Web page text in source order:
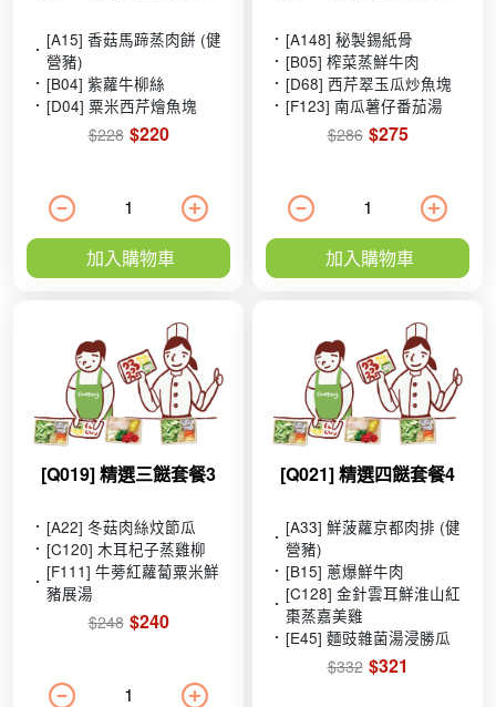
[A15] 香菇馬蹄蒸肉餅 (健
營豬)
[B04] 紫蘿牛柳絲
[D04] 粟米西芹燴魚塊
$228 $220
加入購物車
[A148] 秘製錫紙骨
[B05] 榨菜蒸鮮牛肉
[D68] 西芹翠玉瓜炒魚塊
[F123] 南瓜薯仔番茄湯
$286 $275
加入購物車
[Q019] 精選三餸套餐3
[A22] 冬菇肉絲炆節瓜
[C120] 木耳杞子蒸雞柳
[F111] 牛蒡紅蘿蔔粟米鮮
豬展湯
$248 $240
[Q021] 精選四餸套餐4
[A33] 鮮菠蘿京都肉排 (健
營豬)
[B15] 蔥爆鮮牛肉
[C128] 金針雲耳鮮淮山紅
棗蒸嘉美雞
[E45] 麵豉雜菌湯浸勝瓜
$332 $321